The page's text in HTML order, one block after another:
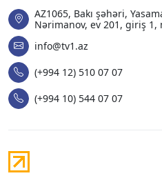
AZ1065, Bakı şəhəri,
Nərimanov, ev 201, giriş 1,
info@tv1.az
(+994 12) 510 07 07
(+994 10) 544 07 07